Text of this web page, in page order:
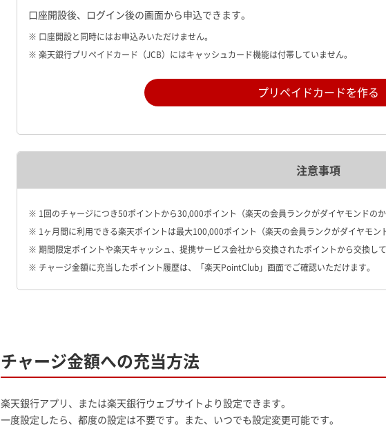
口座開設後、ログイン後の画面から申込できます。
※ 口座開設と同時にはお申込みいただけません。
※ 楽天銀行プリペイドカード（JCB）にはキャッシュカード機能は付帯していません。
プリペイドカードを作る
注意事項
※ 1回のチャージにつき50ポイントから30,000ポイント（楽天の会員ランクがダイヤモンドの
※ 1ヶ月間に利用できる楽天ポイントは最大100,000ポイント（楽天の会員ランクがダイヤモ
※ 期間限定ポイントや楽天キャッシュ、提携サービス会社から交換されたポイントから交換し
※ チャージ金額に充当したポイント履歴は、「楽天PointClub」画面でご確認いただけます。
チャージ金額への充当方法
楽天銀行アプリ、または楽天銀行ウェブサイトより設定できます。
一度設定したら、都度の設定は不要です。また、いつでも設定変更可能です。